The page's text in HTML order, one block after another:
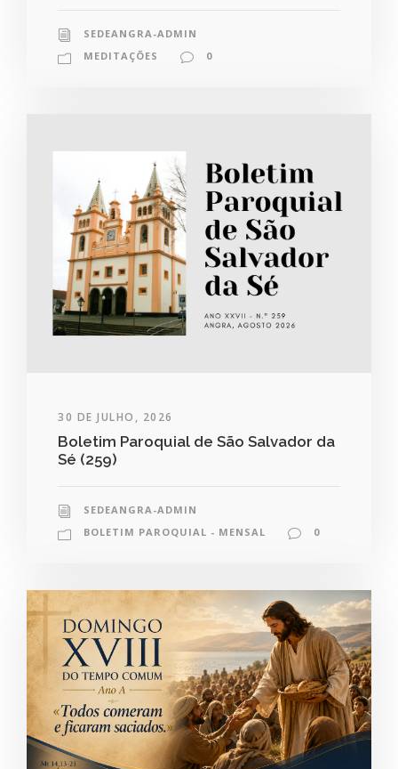
SEDEANGRA-ADMIN
MEDITAÇÕES
0
30 DE JULHO, 2026
Boletim Paroquial de São Salvador da
Sé (259)
SEDEANGRA-ADMIN
BOLETIM PAROQUIAL - MENSAL
0